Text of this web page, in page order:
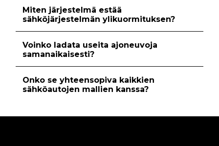
Miten järjestelmä estää
sähköjärjestelmän ylikuormituksen?
Voinko ladata useita ajoneuvoja
samanaikaisesti?
Onko se yhteensopiva kaikkien
sähköautojen mallien kanssa?